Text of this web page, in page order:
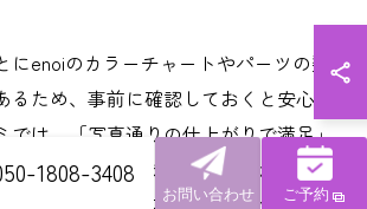
にenoiのカラーチャートやパーツの数
るため、事前に確認しておくと安心で
では、「写真通りの仕上がりで満足」
が早くて助かった」などの声が多く見
1808-3408
お問い合わせ ご予約